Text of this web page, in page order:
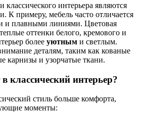
интерьера являются
К примеру, мебель часто отличается
и плавными линиями. Цветовая
оттенки белого, кремового и
более уютным и светлым.
деталям, таким как кованые
карнизы и узорчатые ткани.
классический интерьер?
стиль больше комфорта,
моменты: